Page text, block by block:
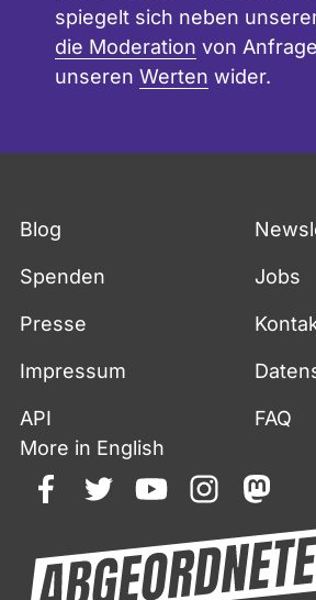
spiegelt sich neben
die Moderation von
unseren Werten wider.
Blog
Spenden Jobs
Presse
Impressum
API
FAQ
More in English
facebooktwitteryoutubeinstagram